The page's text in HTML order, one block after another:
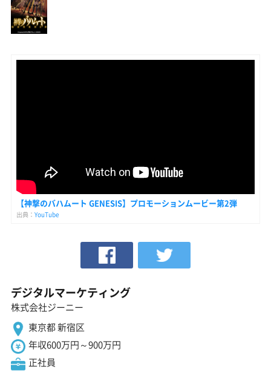
【神撃のバハムート GENESIS】プロモーションムービー第2弾
出典： YouTube
デジタルマーケティング
株式会社ジーニー
東京都 新宿区
年収600万円～900万円
正社員